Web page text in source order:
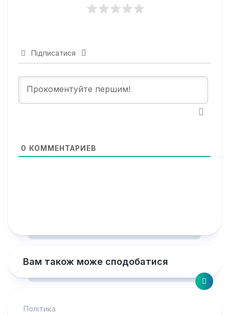
Підписатися
0 КОММЕНТАРИЕВ
Вам також може сподобатися
Політика